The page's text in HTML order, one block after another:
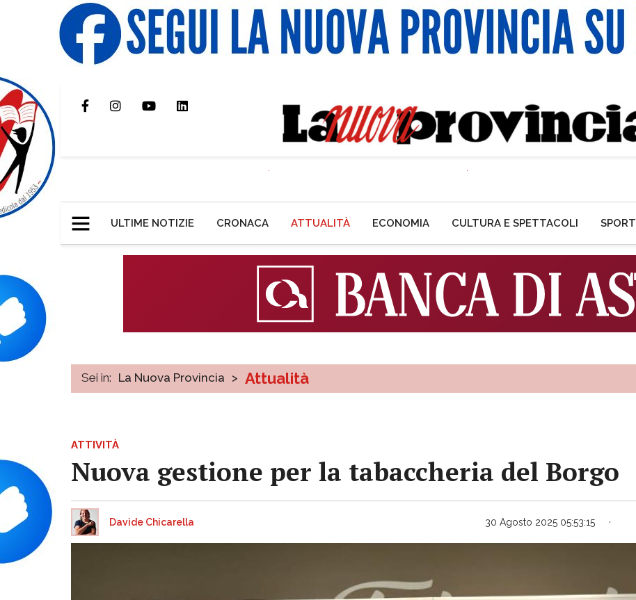
ULTIME NOTIZIE CRONACA ATTUALITÀ ECONOMIA CULTURA E SPETTACOLI SPORT
Sei in: La Nuova Provincia > Attualità
ATTIVITÀ
Nuova gestione per la tabaccheria del Borgo
Davide Chicarella 30 Agosto 2025 05:53:15